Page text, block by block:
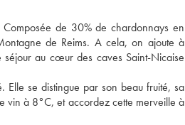
de 30% de chardonnays en
de Reims. A cela, on ajoute à
au cœur des caves Saint-Nicaise
se distingue par son beau fruité, sa
vin à 8°C, et accordez cette merveille à